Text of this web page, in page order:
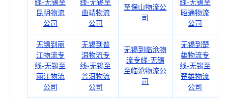
线-无锡至
昆明物流
公司
线-无锡至
曲靖物流
公司
至保山物流公
司
线-无锡至
昭通物流
公司
无锡到丽
江物流专
线-无锡至
丽江物流
公司
无锡到普
洱物流专
线-无锡至
普洱物流
公司
无锡到临沧物
流专线-无锡
至临沧物流公
司
无锡到楚
雄物流专
线-无锡至
楚雄物流
公司